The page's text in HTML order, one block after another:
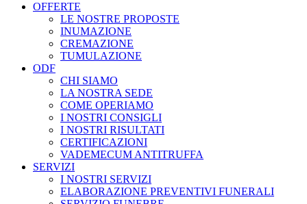
OFFERTE
LE NOSTRE PROPOSTE
INUMAZIONE
CREMAZIONE
TUMULAZIONE
ODF
CHI SIAMO
LA NOSTRA SEDE
COME OPERIAMO
I NOSTRI CONSIGLI
I NOSTRI RISULTATI
CERTIFICAZIONI
VADEMECUM ANTITRUFFA
SERVIZI
I NOSTRI SERVIZI
ELABORAZIONE PREVENTIVI FUNERALI